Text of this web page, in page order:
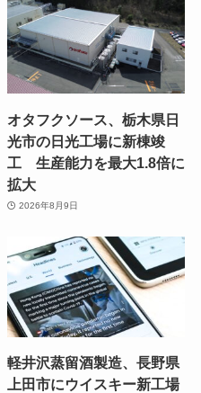
オタフクソース、栃木県日
光市の日光工場に新棟竣
工 生産能力を最大1.8倍に
拡大
2026年8月9日
軽井沢蒸留酒製造、長野県
上田市にウイスキー新工場